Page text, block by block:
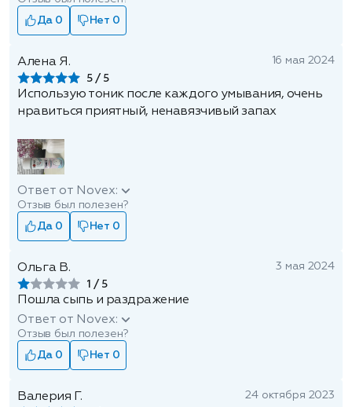
Да 0
Нет 0
Алена Я.
5
16 мая 2024
Использую тоник после каждого умывания, очень
нравиться приятный, ненавязчивый запах
Ответ от Novex:
Отзыв был полезен?
Да 0
Нет 0
Ольга В.
1
3 мая 2024
Пошла сыпь и раздражение
Ответ от Novex:
Отзыв был полезен?
Да 0
Нет 0
Валерия Г. 24 октября 2023